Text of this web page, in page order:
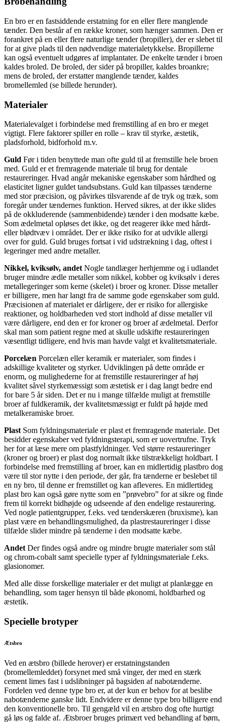
En bro er en fastsiddende erstatning for en eller flere manglende
tænder. Den består af en række kroner, som hænger sammen. Den er
forankret på en eller flere naturlige tænder (bropiller), der er slebet til
for at give plads til den nødvendige materialetykkelse. Bropillerne
kan også eventuelt udgøres af implantater. De enkelte tænder i broen
kaldes broled. De broled, der sider på bropiller, kaldes broankre;
mens de broled, der erstatter manglende tænder, kaldes
bromellemled (se billede herunder).
Materialer
Materialevalget i forbindelse med fremstilling af en bro er meget
vigtigt. Flere faktorer spiller en rolle – krav til styrke, æstetik,
pladsforhold, bidforhold m.v.
Guld Før i tiden benyttede man ofte guld til at fremstille hele broen
med. Guld er et fremragende materiale til brug for dentale
restaureringer. Hvad angår mekaniske egenskaber som hårdhed og
elasticitet ligner guldet tandsubstans. Guld kan tilpasses tænderne
med stor præcision, og påvirkes tilsvarende af de tryk og træk, som
foregår under tændernes funktion. Herved sikres, at der ikke slides
på de okkluderende (sammenbidende) tænder i den modsatte kæbe.
Som ædelmetal opløses det ikke, og det reagerer ikke med hårdt-
eller blødtvæv i området. Der er ikke risiko for at udvikle allergi
over for guld. Guld bruges fortsat i vid udstrækning i dag, oftest i
legeringer med andre metaller.
Nikkel, kviksølv, andet Nogle tandlæger herhjemme og i udlandet
bruger mindre ædle metaller som nikkel, kobber og kviksølv i deres
metallegeringer som kerne (skelet) i broer og kroner. Disse metaller
er billigere, men har langt fra de samme gode egenskaber som guld.
Præcisionen af materialet er dårligere, der er risiko for allergiske
reaktioner, og holdbarheden ved stort indhold af disse metaller vil
være dårligere, end den er for kroner og broer af ædelmetal. Derfor
skal man som patient regne med at skulle udskifte restaureringen
væsentligt tidligere, end hvis man havde valgt et kvalitetsmateriale.
Porcelæn Porcelæn eller keramik er materialer, som findes i
adskillige kvaliteter og styrker. Udviklingen på dette område er
enorm, og mulighederne for at fremstille restaureringer af høj
kvalitet såvel styrkemæssigt som æstetisk er i dag langt bedre end
for bare 5 år siden. Det er nu i mange tilfælde muligt at fremstille
broer af fuldkeramik, der kvalitetsmæssigt er fuldt på højde med
metalkeramiske broer.
Plast Som fyldningsmateriale er plast et fremragende materiale. Det
besidder egenskaber ved fyldningsterapi, som er uovertrufne. Tryk
her for at læse mere om plastfyldninger. Ved større restaureringer
(kroner og broer) er plast dog normalt ikke tilstrækkeligt holdbart. I
forbindelse med fremstilling af broer, kan en midlertidig plastbro dog
være til stor nytte i den periode, der går, fra tænderne er beslebet til
en ny bro, til denne er fremstillet og kan afleveres. En midlertideg
plast bro kan også gøre nytte som en ”prøvebro” for at sikre og finde
frem til korrekt bidhøjde og udseende af den endelige restaurering.
Ved nogle patientgrupper, f.eks. ved tænderskæren (bruxisme), kan
plast være en behandlingsmulighed, da plastrestaureringer i disse
tilfælde slider mindre på tænderne i den modsatte kæbe.
Andet Der findes også andre og mindre brugte materialer som stål
og chrom-cobalt samt specielle typer af fyldningsmateriale f.eks.
glasionomer.
Med alle disse forskellige materialer er det muligt at planlægge en
behandling, som tager hensyn til både økonomi, holdbarhed og
æstetik.
Specielle brotyper
Ætsbro
Ved en ætsbro (billede herover) er erstatningstanden
(bromellemleddet) forsynet med små vinger, der med en stærk
cement limes fast i udslibninger på bagsiden af nabotænderne.
Fordelen ved denne type bro er, at der kun er behov for at beslibe
nabotænderne ganske lidt. Endvidere er denne type bro billigere end
den konventionelle bro. Til gengæld vil en ætsbro dog ofte hurtigt
gå løs og falde af. Ætsbroer bruges primært ved behandling af børn,